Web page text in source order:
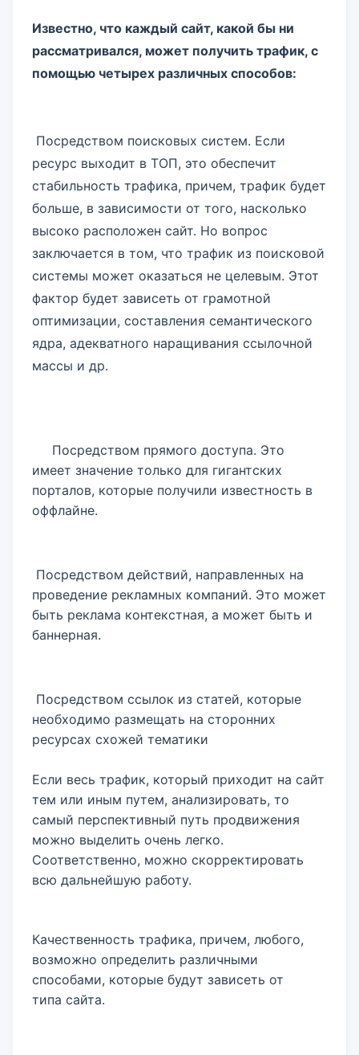
Известно, что каждый сайт, какой бы ни
рассматривался, может получить трафик, с
помощью четырех различных способов:
Посредством поисковых систем. Если
ресурс выходит в ТОП, это обеспечит
стабильность трафика, причем, трафик будет
больше, в зависимости от того, насколько
высоко расположен сайт. Но вопрос
заключается в том, что трафик из поисковой
системы может оказаться не целевым. Этот
фактор будет зависеть от грамотной
оптимизации, составления семантического
ядра, адекватного наращивания ссылочной
массы и др.
Посредством прямого доступа. Это
имеет значение только для гигантских
порталов, которые получили известность в
оффлайне.
Посредством действий, направленных на
проведение рекламных компаний. Это может
быть реклама контекстная, а может быть и
баннерная.
Посредством ссылок из статей, которые
необходимо размещать на сторонних
ресурсах схожей тематики
Если весь трафик, который приходит на сайт
тем или иным путем, анализировать, то
самый перспективный путь продвижения
можно выделить очень легко.
Соответственно, можно скорректировать
всю дальнейшую работу.
Качественность трафика, причем, любого,
возможно определить различными
способами, которые будут зависеть от
типа сайта.